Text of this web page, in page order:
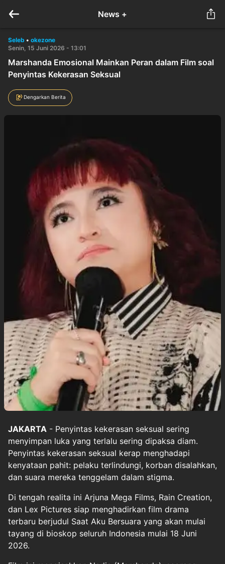
News +
Seleb • okezone
Senin, 15 Juni 2026 - 13:01
Marshanda Emosional Mainkan Peran dalam Film soal
Penyintas Kekerasan Seksual
Dengarkan Berita
JAKARTA - Penyintas kekerasan seksual sering
menyimpan luka yang terlalu sering dipaksa diam.
Penyintas kekerasan seksual kerap menghadapi
kenyataan pahit: pelaku terlindungi, korban disalahkan,
dan suara mereka tenggelam dalam stigma.
Di tengah realita ini Arjuna Mega Films, Rain Creation,
dan Lex Pictures siap menghadirkan film drama
terbaru berjudul Saat Aku Bersuara yang akan mulai
tayang di bioskop seluruh Indonesia mulai 18 Juni
2026.